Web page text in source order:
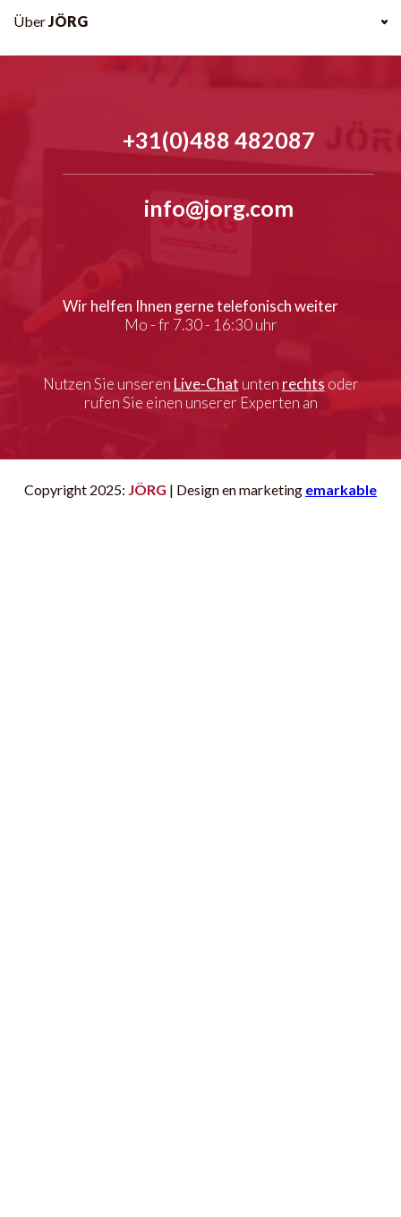
ÜberJÖRG
+31(0)488 482087
info@jorg.com
Wir helfen Ihnen gerne telefonisch weiter
Mo - fr 7.30 - 16:30 uhr
Nutzen Sie unseren Live-Chat unten rechts oder
rufen Sie einen unserer Experten an
Copyright 2025: JÖRG | Design en marketing emarkable